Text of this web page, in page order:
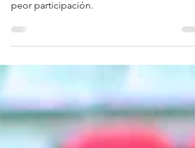
en el Clausura 2026, con lo que firmó su
peor participación.